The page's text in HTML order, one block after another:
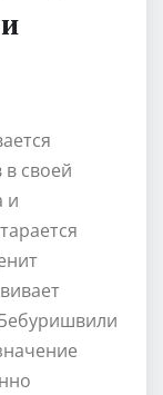
своей
и